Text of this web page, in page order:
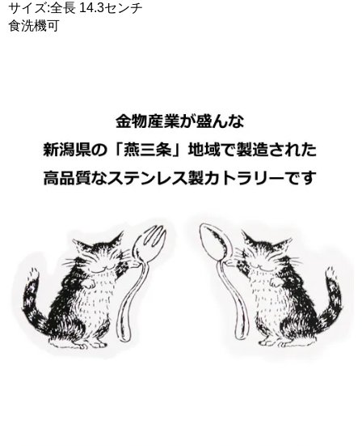
サイズ:全長 14.3センチ
食洗機可